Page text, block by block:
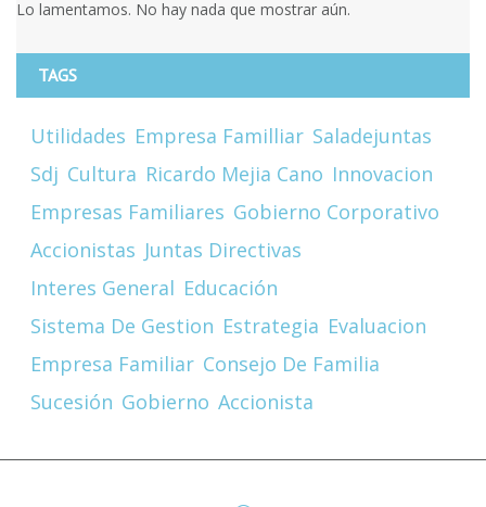
Lo lamentamos. No hay nada que mostrar aún.
TAGS
Utilidades Empresa Familliar Saladejuntas
Sdj Cultura Ricardo Mejia Cano Innovacion
Empresas Familiares Gobierno Corporativo
Accionistas Juntas Directivas
Interes General Educación
Sistema De Gestion Estrategia Evaluacion
Empresa Familiar Consejo De Familia
Sucesión Gobierno Accionista